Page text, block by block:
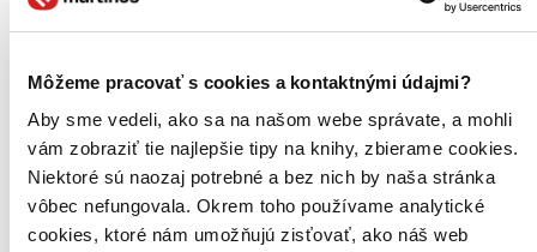
Môžeme pracovať s cookies a kontaktnými údajmi?
Aby sme vedeli, ako sa na našom webe správate, a mohli
vám zobraziť tie najlepšie tipy na knihy, zbierame cookies.
Niektoré sú naozaj potrebné a bez nich by naša stránka
vôbec nefungovala. Okrem toho používame analytické
cookies, ktoré nám umožňujú zisťovať, ako náš web
pre cestovateľov (30 titulov)pre cestovateľov30
pre ženy (26 titulov)pre ženy26
Ďalšie možnosti
Pôvod
zahraničný (72 titulov) zahraničný72
Írsko (48 titulov)
Írsko48